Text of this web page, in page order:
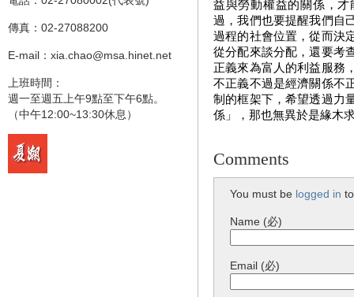
傳真：02-27088200
E-mail：xia.chao@msa.hinet.net
上班時間：
週一至週五上午9點至下午6點。
（中午12:00~13:30休息）
益與勞動權益的關係，
過，我們也要提醒我們自
過程的社會位置，從而決
從分配來談分配，還要考
正義來為富人的利益服務
不正義不過是經濟關係不
制的框架下，希望透過力
係」，那也無異於是緣木
Comments
You must be logged in
Name (必)
Email (必)